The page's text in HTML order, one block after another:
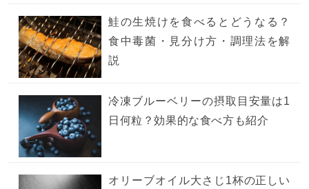
鮭の生焼けを食べるとどうなる？
食中毒菌・見分け方・調理法を解
説
冷凍ブルーベリーの摂取目安量は1
日何粒？効果的な食べ方も紹介
オリーブオイル大さじ1杯の正しい